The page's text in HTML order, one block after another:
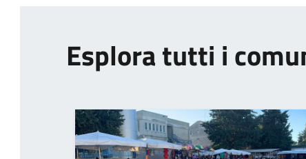
Esplora tutti i